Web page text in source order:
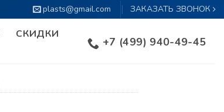
plasts@gmail.com ЗАКАЗАТЬ ЗВОНОК
СКИДКИ
+7 (499) 940-49-45